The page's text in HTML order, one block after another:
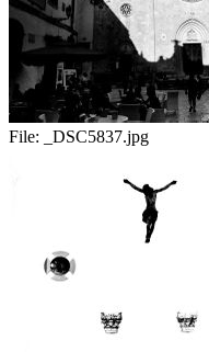
File: _DSC5837.jpg